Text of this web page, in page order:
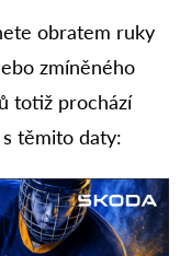
obratem ruky
zmíněného
totiž prochází
těmito daty: